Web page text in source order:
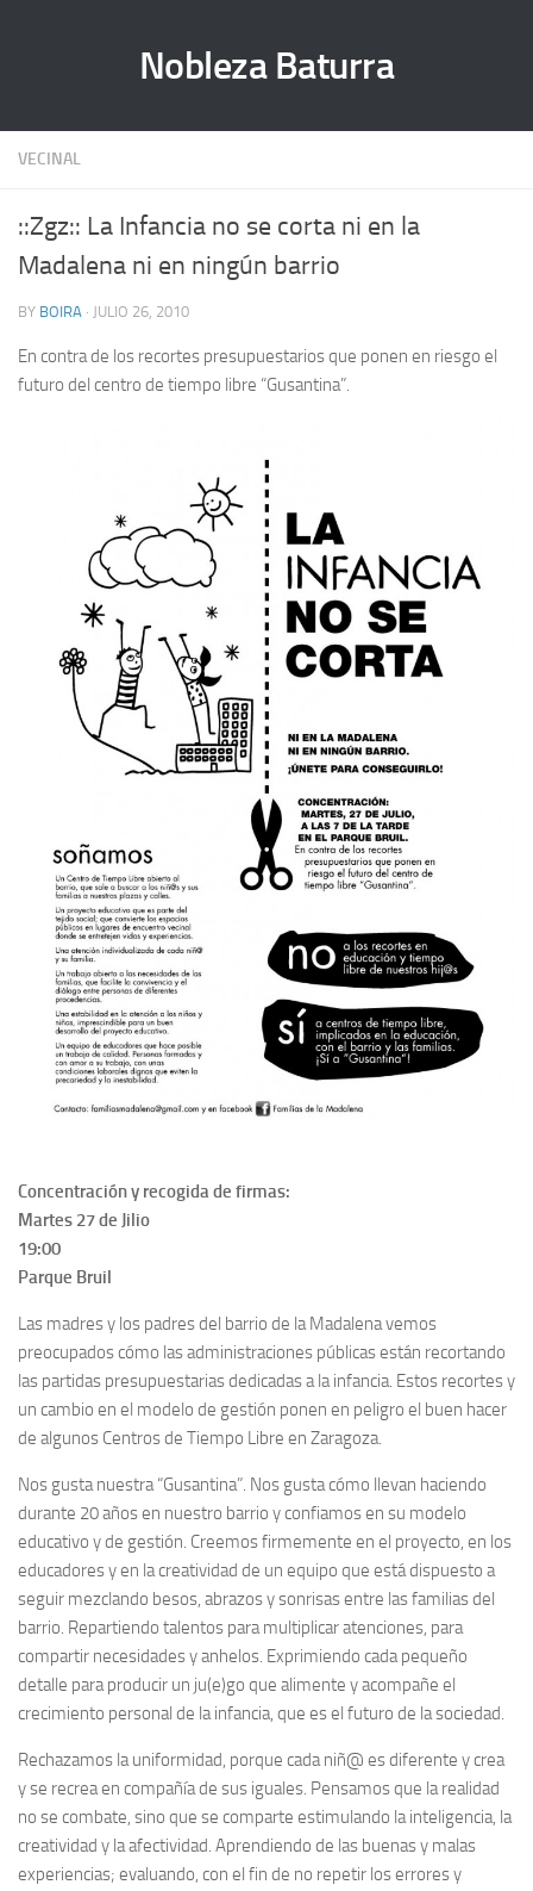
Nobleza Baturra
VECINAL
::Zgz:: La Infancia no se corta ni en la
Madalena ni en ningún barrio
BY BOIRA · JULIO 26, 2010
En contra de los recortes presupuestarios que ponen en riesgo el
futuro del centro de tiempo libre “Gusantina”.
Concentración y recogida de firmas:
Martes 27 de Jilio
19:00
Parque Bruil
Las madres y los padres del barrio de la Madalena vemos
preocupados cómo las administraciones públicas están recortando
las partidas presupuestarias dedicadas a la infancia. Estos recortes y
un cambio en el modelo de gestión ponen en peligro el buen hacer
de algunos Centros de Tiempo Libre en Zaragoza.
Nos gusta nuestra “Gusantina”. Nos gusta cómo llevan haciendo
durante 20 años en nuestro barrio y confiamos en su modelo
educativo y de gestión. Creemos firmemente en el proyecto, en los
educadores y en la creatividad de un equipo que está dispuesto a
seguir mezclando besos, abrazos y sonrisas entre las familias del
barrio. Repartiendo talentos para multiplicar atenciones, para
compartir necesidades y anhelos. Exprimiendo cada pequeño
detalle para producir un ju(e)go que alimente y acompañe el
crecimiento personal de la infancia, que es el futuro de la sociedad.
Rechazamos la uniformidad, porque cada niñ@ es diferente y crea
y se recrea en compañía de sus iguales. Pensamos que la realidad
no se combate, sino que se comparte estimulando la inteligencia, la
creatividad y la afectividad. Aprendiendo de las buenas y malas
experiencias; evaluando, con el fin de no repetir los errores y